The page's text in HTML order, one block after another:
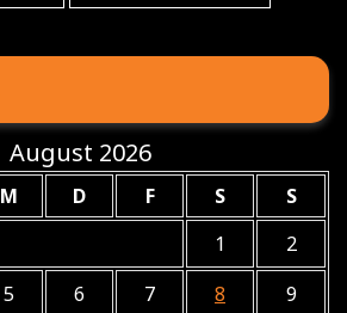
August 2026
M D F S
S
1
2
5 6 7 8 9